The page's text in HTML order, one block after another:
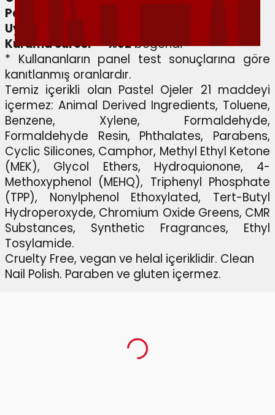
Parlaklık
%98
Uygulama Kolaylığı
beğendi*
Kuruma Süresi–%92beğendi*
* Kullananların panel test sonuçlarına göre
kanıtlanmış oranlardır.
Temiz içerikli olan Pastel Ojeler 21 maddeyi
içermez: Animal Derived Ingredients, Toluene,
Benzene, Xylene, Formaldehyde,
Formaldehyde Resin, Phthalates, Parabens,
Cyclic Silicones, Camphor, Methyl Ethyl Ketone
(MEK), Glycol Ethers, Hydroquionone, 4-
Methoxyphenol (MEHQ), Triphenyl Phosphate
(TPP), Nonylphenol Ethoxylated, Tert-Butyl
Hydroperoxyde, Chromium Oxide Greens, CMR
Substances, Synthetic Fragrances, Ethyl
Tosylamide.
Cruelty Free, vegan ve helal içeriklidir. Clean
Nail Polish. Paraben ve gluten içermez.